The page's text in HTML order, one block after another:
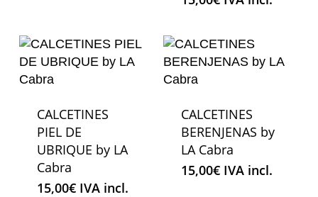
CALCETINES
PIEL DE
UBRIQUE by LA
Cabra
15,00€ IVA incl.
CALCETINES
BERENJENAS by
LA Cabra
15,00€ IVA incl.